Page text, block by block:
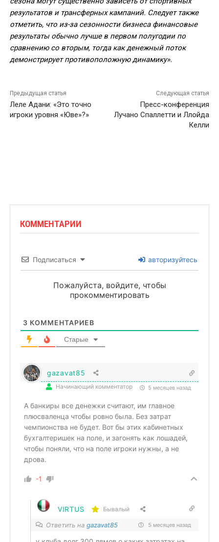
результатов и трансферных кампаний. Следует также
отметить, что из-за сезонности бизнеса финансовые
результаты обычно лучше в первом полугодии по
сравнению со вторым, тогда как денежный поток
демонстрирует противоположную динамику».
Предыдущая статья
Леле Адани: «Это точно
игроки уровня «Юве»?»
Следующая статья
Пресс-конференция
Лучано Спаллетти и Ллойда
Келли
КОММЕНТАРИИ
Подписаться авторизуйтесь
Пожалуйста, войдите, чтобы
прокомментировать
3 КОММЕНТАРИЕВ
Старые
gazavat85
Начинающий комментатор 5 месяцев назад
А банкиры все денежки считают, им главное
плюсваленца чтобы ровно была. Без затрат
чемпионства не будет. Вот бы этих кабинетных
бухгалтеришек на поле, и загонять как лошадей,
чтобы поняли, что на поле игроки нужны, а не
дрова.
-1
VIRTUS Бывалый
Ответить на gazavat85 5 месяцев назад